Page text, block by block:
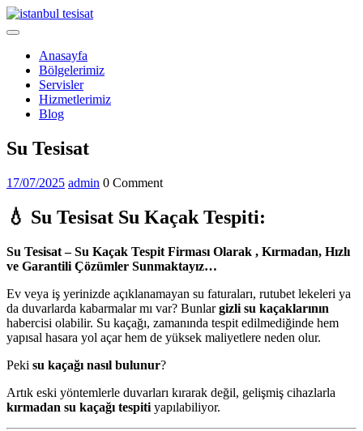
Skip
to
Open
Anasayfa
Bölgelerimiz
Servisler
Hizmetlerimiz
Blog
Close
Menu
Su Tesisat
17/07/202517/07/2025
admin admin
0 Comment
💧 Su Tesisat Su Kaçak Tespiti:
Su Tesisat – Su Kaçak Tespit Firması Olarak , Kırmadan, Hızlı
ve Garantili Çözümler Sunmaktayız…
Ev veya iş yerinizde açıklanamayan su faturaları, rutubet lekeleri ya
da duvarlarda kabarmalar mı var? Bunlargizli su kaçaklarının
habercisi olabilir. Su kaçağı, zamanında tespit edilmediğinde hem
yapısal hasara yol açar hem de yüksek maliyetlere neden olur.
Peki su kaçağı nasıl bulunur?
Artık eski yöntemlerle duvarları kırarak değil, gelişmiş cihazlarla
kırmadan su kaçağı tespiti yapılabiliyor.